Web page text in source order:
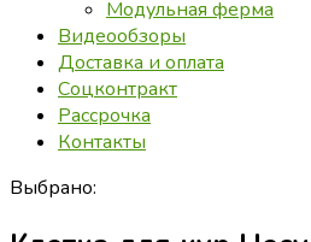
Модульная ферма
Видеообзоры
Доставка и оплата
Соцконтракт
Рассрочка
Контакты
Выбрано: